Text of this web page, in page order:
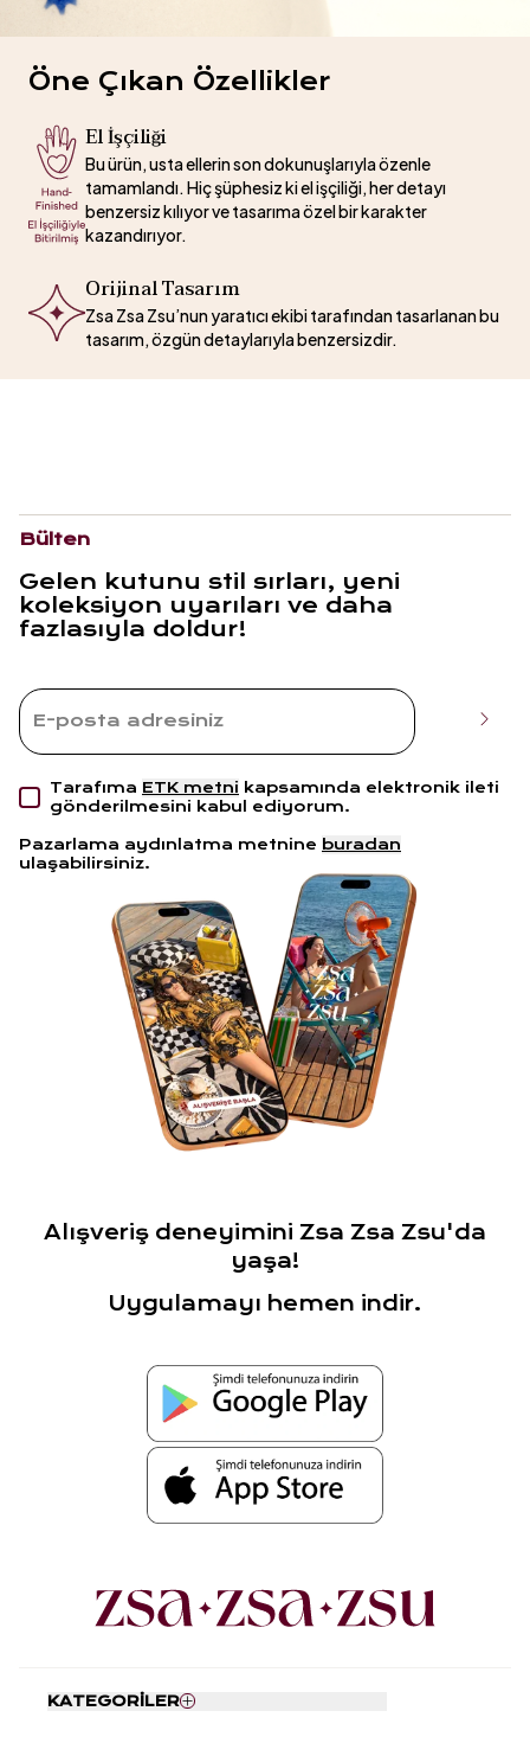
Öne Çıkan Özellikler
El İşçiliği
Bu ürün, usta ellerin son dokunuşlarıyla özenle
tamamlandı. Hiç şüphesiz ki el işçiliği, her detayı
benzersiz kılıyor ve tasarıma özel bir karakter
kazandırıyor.
Orijinal Tasarım
Zsa Zsa Zsu’nun yaratıcı ekibi tarafından tasarlanan bu
tasarım, özgün detaylarıyla benzersizdir.
Bülten
Gelen kutunu stil sırları, yeni
koleksiyon uyarıları ve daha
fazlasıyla doldur!
Tarafıma ETK metni kapsamında elektronik ileti
gönderilmesini kabul ediyorum.
Pazarlama aydınlatma metnine buradan
ulaşabilirsiniz.
Alışveriş deneyimini Zsa Zsa Zsu'da
yaşa!
Uygulamayı hemen indir.
KATEGORİLER